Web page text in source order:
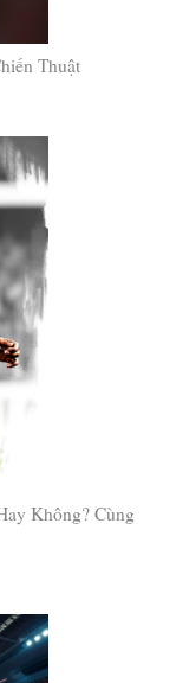
Thuật
Không? Cùng